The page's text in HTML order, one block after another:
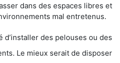
dans des espaces libres et
mal entretenus.
d’installer des pelouses ou des
Le mieux serait de disposer